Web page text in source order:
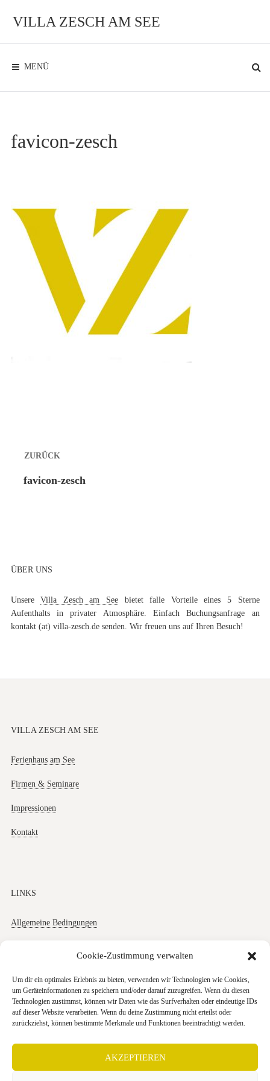
Cookie-Zustimmung verwalten
Um dir ein optimales Erlebnis zu bieten, verwenden wir Technologien wie Cookies,
um Geräteinformationen zu speichern und/oder darauf zuzugreifen. Wenn du diesen
Technologien zustimmst, können wir Daten wie das Surfverhalten oder eindeutige IDs
auf dieser Website verarbeiten. Wenn du deine Zustimmung nicht erteilst oder
zurückziehst, können bestimmte Merkmale und Funktionen beeinträchtigt werden.
AKZEPTIEREN
InhaltVILLA ZESCH AM SEE
Ambiente
See MENÜ
favicon-zesch
ZURÜCK
Vorheriger
favicon-zesch
ÜBER UNS
UnsereVilla Zesch am Seebietet falle Vorteile eines 5 Sterne
Aufenthalts in privater Atmosphäre. Einfach Buchungsanfrage an
kontakt (at) villa-zesch.de senden. Wir freuen uns auf Ihren Besuch!
VILLA ZESCH AM SEE
Ferienhaus am See
Firmen & Seminare
Impressionen
Kontakt
LINKS
Allgemeine Bedingungen
Cookies